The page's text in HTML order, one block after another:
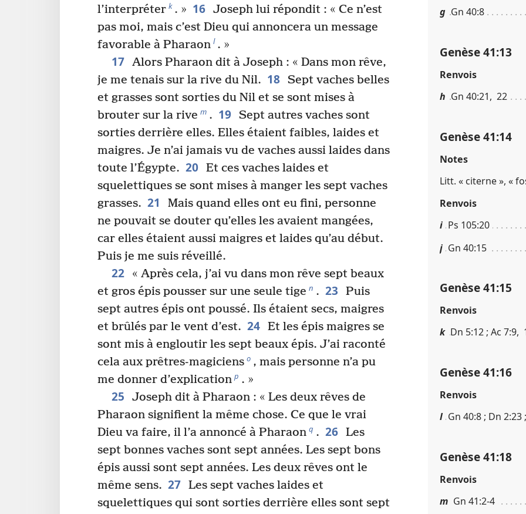
l’interpréter k . » 16 Joseph lui répondit : « Ce n’est
pas moi, mais c’est Dieu qui annoncera un message
favorable à Pharaon l . »
17 Alors Pharaon dit à Joseph : « Dans mon rêve,
je me tenais sur la rive du Nil. 18 Sept vaches belles
et grasses sont sorties du Nil et se sont mises à
brouter sur la rive m . 19 Sept autres vaches sont
sorties derrière elles. Elles étaient faibles, laides et
maigres. Je n’ai jamais vu de vaches aussi laides dans
toute l’Égypte. 20 Et ces vaches laides et
squelettiques se sont mises à manger les sept vaches
grasses. 21
Mais quand elles ont eu fini, personne
ne pouvait se douter qu’elles les avaient mangées,
car elles étaient aussi maigres et laides qu’au début.
Puis je me suis réveillé.
22
« Après cela, j’ai vu dans mon rêve sept beaux
et gros épis pousser sur une seule tige n . 23
Puis
sept autres épis ont poussé. Ils étaient secs, maigres
et brûlés par le vent d’est. 24 Et les épis maigres se
sont mis à engloutir les sept beaux épis. J’ai raconté
cela aux prêtres-magiciens o , mais personne n’a pu
me donner d’explication p . »
25
Joseph dit à Pharaon : « Les deux rêves de
Pharaon signifient la même chose. Ce que le vrai
Dieu va faire, il l’a annoncé à Pharaon q . 26 Les
sept bonnes vaches sont sept années. Les sept bons
épis aussi sont sept années. Les deux rêves ont le
même sens. 27 Les sept vaches laides et
squelettiques qui sont sorties derrière elles sont sept
g Gn 40​:​8
Genèse 41​:​13
Renvois
h Gn 40​:​21, 22
Genèse 41​:​14
Notes
Litt. « citerne », «
Renvois
i Ps 105​:​20
j Gn 40​:​15
Genèse 41​:​15
Renvois
k Dn 5​:​12 ; Ac 7​:​9,
Genèse 41​:​16
Renvois
l Gn 40​:​8 ; Dn 2​:​23
Genèse 41​:​18
Renvois
m Gn 41​:​2-4